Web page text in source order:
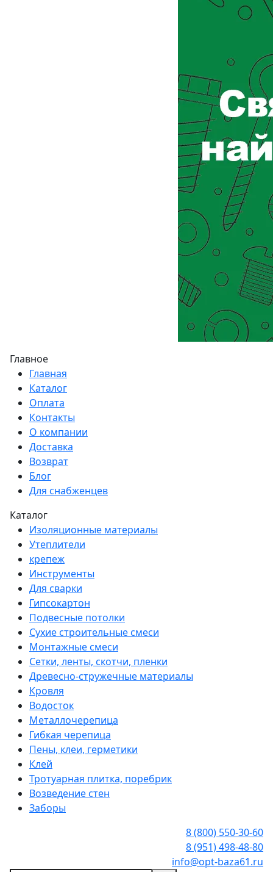
Главное
Главная
Каталог
Оплата
Контакты
О компании
Доставка
Возврат
Блог
Для снабженцев
Каталог
Изоляционные материалы
Утеплители
крепеж
Инструменты
Для сварки
Гипсокартон
Подвесные потолки
Сухие строительные смеси
Монтажные смеси
Сетки, ленты, скотчи, пленки
Древесно-стружечные материалы
Кровля
Водосток
Металлочерепица
Гибкая черепица
Пены, клеи, герметики
Клей
Тротуарная плитка, поребрик
Возведение стен
Заборы
8 (800) 550-30-60
8 (951) 498-48-80
info@opt-baza61.ru